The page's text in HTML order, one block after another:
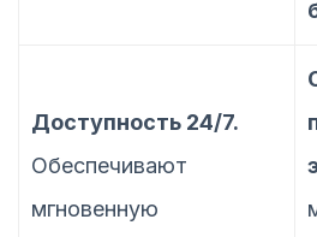
Доступность 24/7.
Обеспечивают
мгновенную